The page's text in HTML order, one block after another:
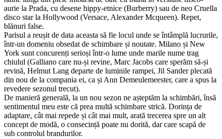
aurie la Prada, cu desene hippy-etnice (Burberry) sau de neo Cruella
disco star la Hollywood (Versace, Alexander Mcqueen). Repet,
blănuri false.
Parisul a reușit de data aceasta să fie locul unde se întâmplă lucrurile,
într-un domeniu obsedat de schimbare și noutate. Milano și New
York sunt concurenți serioși într-o lume unde marile nume trag
chiulul (Galliano care nu-și revine, Marc Jacobs care sperăm să-și
revină, Helmut Lang departe de luminile rampei, Jil Sander plecată
din nou de la compania ei, ca și Ann Demeulemeester, care a spus la
revedere sezonul trecut).
De manieră generală, la un nou sezon ne așteptăm la schimbări, însă
sentimentul meu este că prea multă schimbare strică. Dorința de
adaptare, cât mai repede și cât mai mult, arată trecerea spre un alt
concept de modă, o consecință poate nu dorită, dar care scapă de
sub controlul brandurilor.